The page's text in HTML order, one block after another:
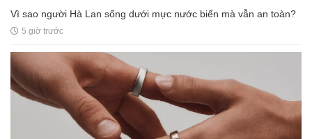
Vì sao người Hà Lan sống dưới mực nước biển mà vẫn an toàn?
5 giờ trước